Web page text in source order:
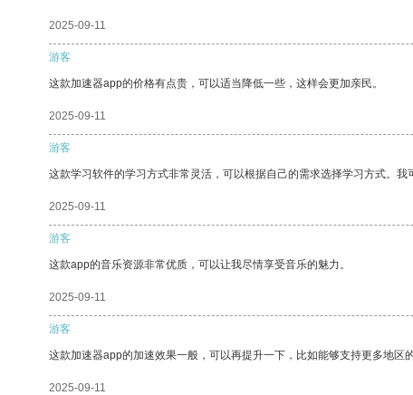
2025-09-11
游客
这款加速器app的价格有点贵，可以适当降低一些，这样会更加亲民。
2025-09-11
游客
这款学习软件的学习方式非常灵活，可以根据自己的需求选择学习方式。我
2025-09-11
游客
这款app的音乐资源非常优质，可以让我尽情享受音乐的魅力。
2025-09-11
游客
这款加速器app的加速效果一般，可以再提升一下，比如能够支持更多地区的
2025-09-11